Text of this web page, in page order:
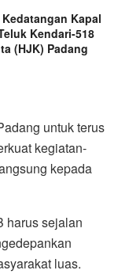
Kapal
Kendari-518
(HJK) Padang
untuk terus
kegiatan-
kepada
harus sejalan
luas.